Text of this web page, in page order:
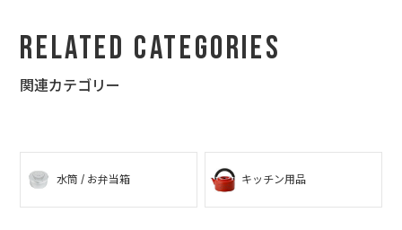
Related Categories
関連カテゴリー
水筒 / お弁当箱 キッチン用品